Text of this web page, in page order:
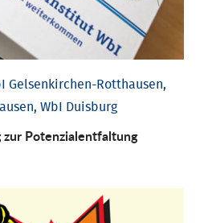
Gelsenkirchen-Rotthausen,
WbI Duisburg
Potenzialentfaltung